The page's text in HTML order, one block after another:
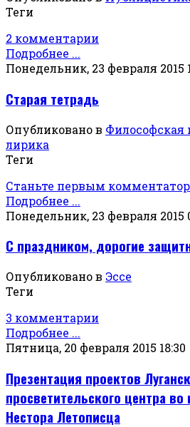
Теги
2 комментарии
Подробнее ...
Понедельник, 23 февраля 2015
Старая тетрадь
Опубликовано в Философская
лирика
Теги
Станьте первым
Подробнее ...
Понедельник, 23 февраля 2015
С праздником, дорогие
Опубликовано в Эссе
Теги
3 комментарии
Подробнее ...
Пятница, 20 февраля 2015 18:30
Презентация проектов
просветительского центра
Нестора Летописца